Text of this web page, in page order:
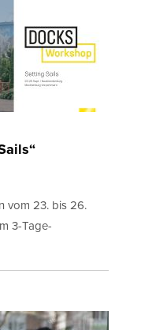
vom 23. bis 26.
3-Tage-